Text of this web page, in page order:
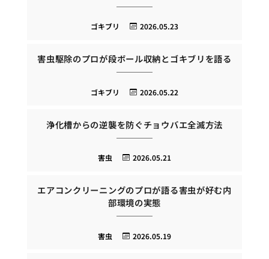
2026.05.23
ゴキブリ
害虫駆除のプロが段ボール収納とゴキブリを語る
2026.05.22
ゴキブリ
浄化槽からの逆襲を防ぐチョウバエ全滅方法
2026.05.21
害虫
エアコンクリーニングのプロが語る害虫が好む内
部環境の実態
2026.05.19
害虫